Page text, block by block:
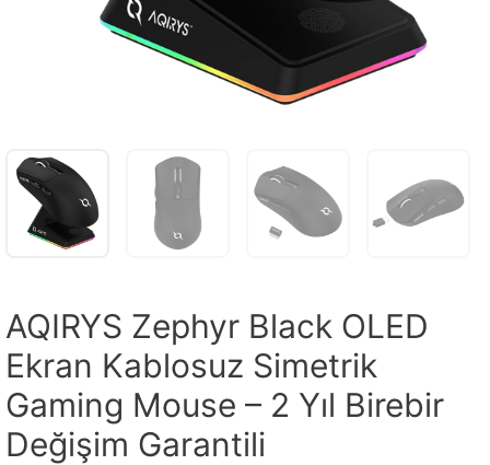
AQIRYS Zephyr Black OLED
Ekran Kablosuz Simetrik
Gaming Mouse – 2 Yıl Birebir
Değişim Garantili